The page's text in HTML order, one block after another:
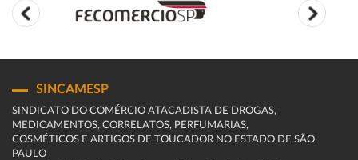
SINCAMESP
SINDICATO DO COMÉRCIO ATACADISTA DE DROGAS,
MEDICAMENTOS, CORRELATOS, PERFUMARIAS,
COSMÉTICOS E ARTIGOS DE TOUCADOR NO ESTADO DE SÃO
PAULO